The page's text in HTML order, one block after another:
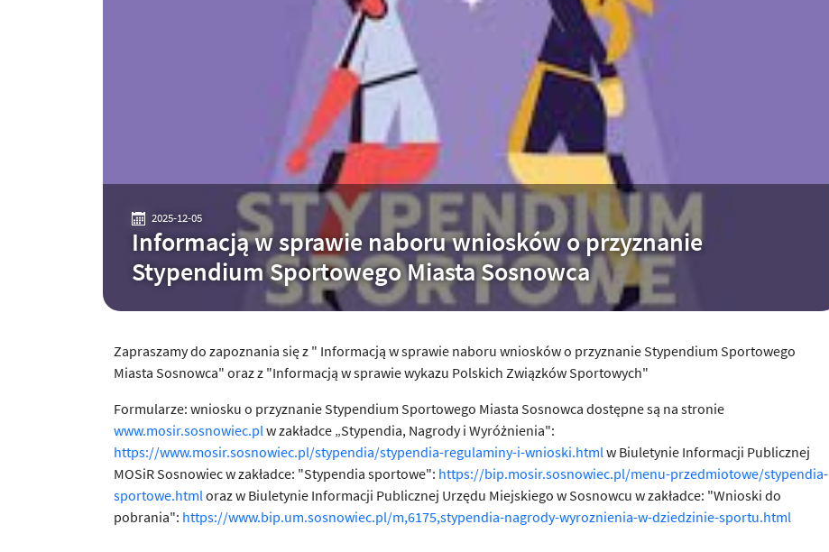
2025-12-05
Informacją w sprawie naboru wniosków o przyznanie
Stypendium Sportowego Miasta Sosnowca
Zapraszamy do zapoznania się z " Informacją w sprawie naboru wniosków o przyznanie Stypendium Sportowego
Miasta Sosnowca" oraz z "Informacją w sprawie wykazu Polskich Związków Sportowych"
Formularze: wniosku o przyznanie Stypendium Sportowego Miasta Sosnowca dostępne są na stronie
www.mosir.sosnowiec.plw zakładce „Stypendia, Nagrody i Wyróżnienia":
https://www.mosir.sosnowiec.pl/stypendia/stypendia-regulaminy-i-wnioski.htmlw Biuletynie Informacji Publicznej
MOSiR Sosnowiec w zakładce: "Stypendia sportowe": https://bip.mosir.sosnowiec.pl/menu-przedmiotowe/stypendia-
sportowe.htmloraz w Biuletynie Informacji Publicznej Urzędu Miejskiego w Sosnowcu w zakładce: "Wnioski do
pobrania": https://www.bip.um.sosnowiec.pl/m,6175,stypendia-nagrody-wyroznienia-w-dziedzinie-sportu.html